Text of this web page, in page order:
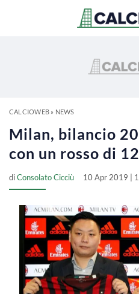
CALCIOWEB» NEWS
Milan, bilancio
con un rosso di
diConsolato Cicciù 10 Apr 2019 |